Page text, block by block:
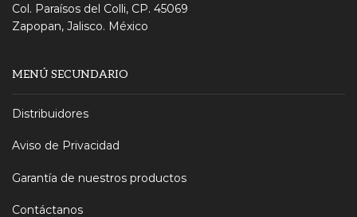
Col. Paraísos del Colli, CP. 45069
Zapopan, Jalisco. México
MENÚ SECUNDARIO
Distribuidores
Aviso de Privacidad
Garantía de nuestros productos
Contáctanos